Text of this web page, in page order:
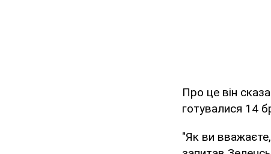
Про це він
готувалися 14
"Як ви